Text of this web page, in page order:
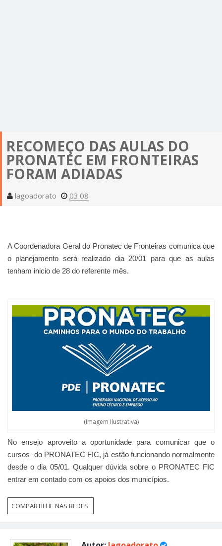
RECOMEÇO DAS AULAS DO
PRONATEC EM FRONTEIRAS
FORAM ADIADAS
lagoadorato 03:08
A Coordenadora Geral do Pronatec de Fronteiras comunica que
o planejamento será realizado dia 20/01 para que as aulas
tenham inicio de 28 do referente mês.
(Imagem Ilustrativa)
No ensejo aproveito a oportunidade para comunicar que o
cursos do PRONATEC FIC, já estão funcionando normalmente
desde o dia 05/01. Qualquer dúvida sobre o PRONATEC FIC
entrar em contado com os apoios dos municípios.
COMPARTILHE NAS REDES